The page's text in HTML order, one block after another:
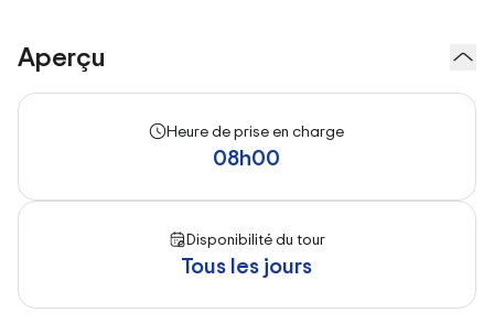
Aperçu
Heure de prise en charge
08h00
Disponibilité du tour
Tous les jours